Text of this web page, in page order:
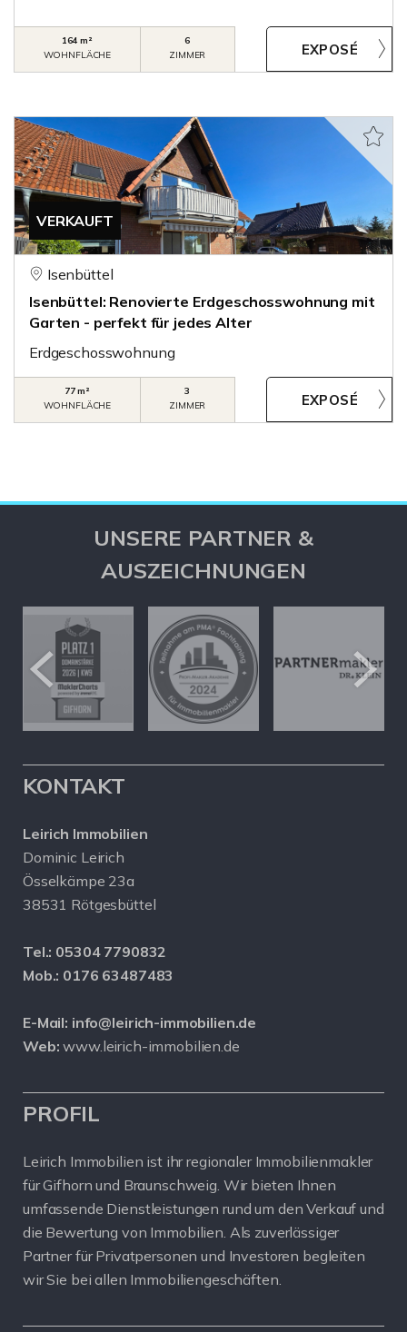
164 m²
WOHNFLÄCHE
6
ZIMMER
VERKAUFT
Isenbüttel
Isenbüttel: Renovierte Erdgeschosswohnung mit
Garten - perfekt für jedes Alter
Erdgeschosswohnung
77 m²
WOHNFLÄCHE
3
ZIMMER
UNSERE PARTNER &
AUSZEICHNUNGEN
KONTAKT
Leirich Immobilien
Dominic Leirich
Össelkämpe 23a
38531 Rötgesbüttel
Tel.: 05304 7790832
Mob.: 0176 63487483
E-Mail: info@leirich-immobilien.de
Web: www.leirich-immobilien.de
PROFIL
Leirich Immobilien ist ihr regionaler Immobilienmakler
für Gifhorn und Braunschweig. Wir bieten Ihnen
umfassende Dienstleistungen rund um den Verkauf und
die Bewertung von Immobilien. Als zuverlässiger
Partner für Privatpersonen und Investoren begleiten
wir Sie bei allen Immobiliengeschäften.